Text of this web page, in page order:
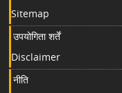
Sitemap
उपयोगिता शर्तें
Disclaimer
नीति